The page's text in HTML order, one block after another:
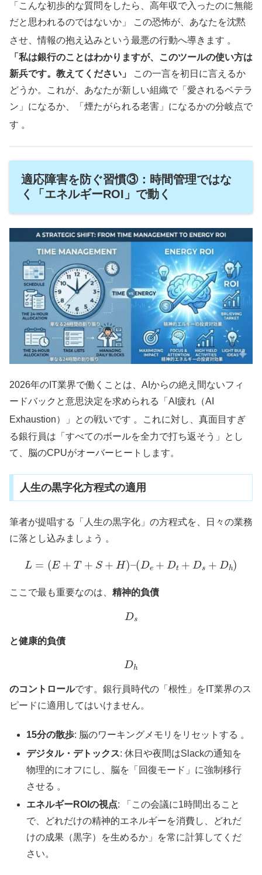
「こんな初歩的な質問をしたら、高年収で入ったのに無能
だと思われるのではないか」 この恐怖が、あなたを沈黙
させ、情報の抱え込みという最悪の行動へ導きます 。
「私は銀行のことはわかりますが、このツールの使い方は
新兵です。教えてください」
この一言を初日に言えるか
どうか。これが、あなたが新しい組織で「愛されるベテラ
ン」になるか、「煙たがられる老害」になるかの分岐点で
す 。
適応障害を防ぐ習慣③：時間管理ではな
く「エネルギーROI」で動く
2026年のIT業界で働くことは、AIからの絶え間ないフィ
ードバックと意思決定を求められる「AI疲れ（AI
Exhaustion）」との戦いです 。これに対し、真面目すぎ
る銀行員は「すべてのボールを全力で打ち返そう」とし
て、脳のCPUがオーバーヒートします。
人生の黒字化方程式の適用
筆者が提唱する「人生の黒字化」の方程式を、日々の業務
に落とし込みましょう 。
L= ( E+ T S + H)–( D e+ D +D + Dh
ここで最も重要なのは、 精神的負債
Ds
と健康的負債
Dh
のコントロールです。銀行員時代の「根性」をIT業界のス
ピードに適用してはいけません。
15分の散歩: 脳のワーキングメモリをリセットする 。
デジタル・デトックス: 休日や夜間はSlackの通知を
物理的にオフにし、脳を「回復モード」に強制移行
させる 。
エネルギーROIの視点: 「この会議に1時間出ること
で、どれだけの精神的エネルギーを消費し、どれだ
けの成果（黒字）を生めるか」を常に計算してくだ
さい。